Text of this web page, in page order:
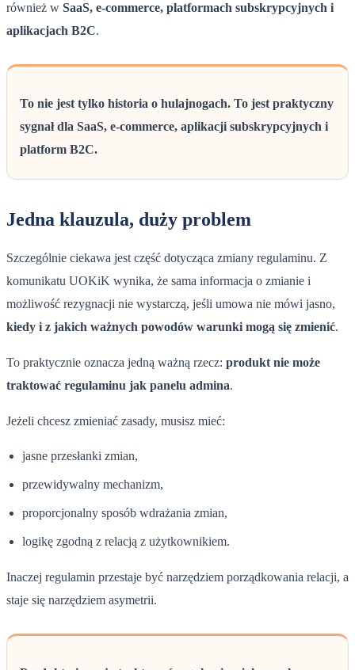
również w SaaS, e-commerce, platformach subskrypcyjnych i
aplikacjach B2C.
To nie jest tylko historia o hulajnogach. To jest praktyczny
sygnał dla SaaS, e-commerce, aplikacji subskrypcyjnych i
platform B2C.
Jedna klauzula, duży problem
Szczególnie ciekawa jest część dotycząca zmiany regulaminu. Z
komunikatu UOKiK wynika, że sama informacja o zmianie i
możliwość rezygnacji nie wystarczą, jeśli umowa nie mówi jasno,
kiedy i z jakich ważnych powodów warunki mogą się zmienić.
To praktycznie oznacza jedną ważną rzecz: produkt nie może
traktować regulaminu jak panelu admina.
Jeżeli chcesz zmieniać zasady, musisz mieć:
jasne przesłanki zmian,
przewidywalny mechanizm,
proporcjonalny sposób wdrażania zmian,
logikę zgodną z relacją z użytkownikiem.
Inaczej regulamin przestaje być narzędziem porządkowania relacji, a
staje się narzędziem asymetrii.